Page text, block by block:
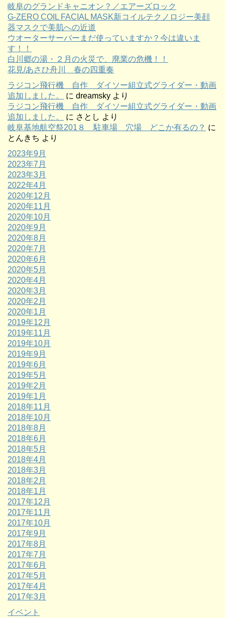
岐阜のグランドキャニオン？／エアーズロック
G-ZERO COIL FACIAL MASK新コイルテクノロジー美顔
器マスクで美肌への近道
ウオーターサーバーまだ使っていますか？今は違いま
す！！
白川郷の湯・２月の火災で、廃業の危機！！
花見/あさひ舟川 春の四重奏
ラジコン飛行機 自作 ダイソー組立式グライダー・動画
追加しました。
に dreamsky より
ラジコン飛行機 自作 ダイソー組立式グライダー・動画
追加しました。
に さとし より
岐阜基地航空祭201８ 駐車場 穴場 どこか有るの？ に
とんきち より
2023年9月
2023年7月
2023年3月
2022年4月
2020年12月
2020年11月
2020年10月
2020年9月
2020年8月
2020年7月
2020年6月
2020年5月
2020年4月
2020年3月
2020年2月
2020年1月
2019年12月
2019年11月
2019年10月
2019年9月
2019年6月
2019年5月
2019年2月
2019年1月
2018年11月
2018年10月
2018年8月
2018年6月
2018年5月
2018年4月
2018年3月
2018年2月
2018年1月
2017年12月
2017年11月
2017年10月
2017年9月
2017年8月
2017年7月
2017年6月
2017年5月
2017年4月
2017年3月
イベント